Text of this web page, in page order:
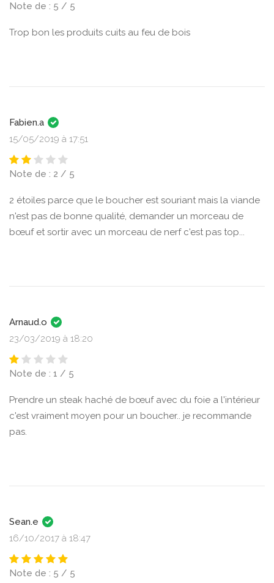
Note de : 5 / 5
Trop bon les produits cuits au feu de bois
Fabien.a
15/05/2019 à 17:51
Note de : 2 / 5
2 étoiles parce que le boucher est souriant mais la viande
n'est pas de bonne qualité, demander un morceau de
bœuf et sortir avec un morceau de nerf c'est pas top...
Arnaud.o
23/03/2019 à 18:20
Note de : 1 / 5
Prendre un steak haché de bœuf avec du foie a l'intérieur
c'est vraiment moyen pour un boucher.. je recommande
pas.
Sean.e
16/10/2017 à 18:47
Note de : 5 / 5